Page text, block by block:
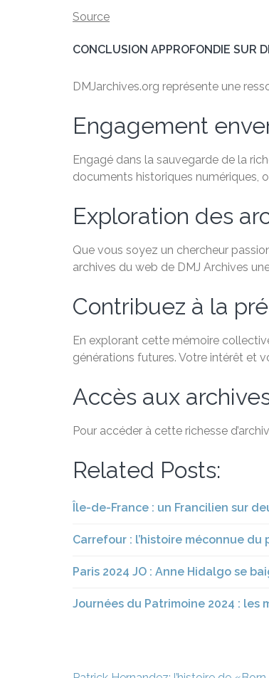
Source
CONCLUSION APPROFONDIE SUR
DMJarchives.org représente une
Engagement
Engagé dans la sauvegarde de la
documents historiques numériques,
Exploration des
Que vous soyez un chercheur
archives du web de DMJ Archives
Contribuez à la
En explorant cette mémoire
générations futures. Votre intérêt et
Accès aux
Pour accéder à cette richesse
Related Posts:
Île-de-France : un Francilien sur
Carrefour : l’histoire méconnue
Paris 2024 JO : Anne Hidalgo se
Journées du Patrimoine 2024 : les